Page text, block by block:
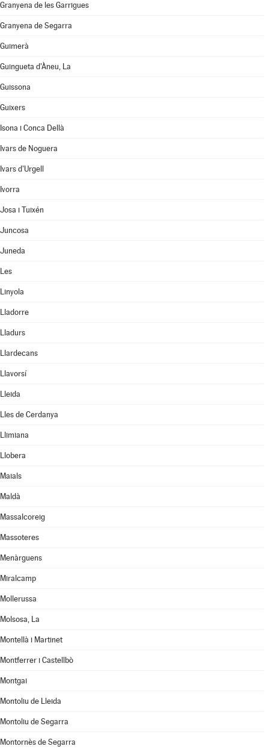
Granyena de les Garrigues
Granyena de Segarra
Guimerà
Guingueta d'Àneu, La
Guissona
Guixers
Isona i Conca Dellà
Ivars de Noguera
Ivars d'Urgell
Ivorra
Josa i Tuixén
Juncosa
Juneda
Les
Linyola
Lladorre
Lladurs
Llardecans
Llavorsí
Lleida
Lles de Cerdanya
Llimiana
Llobera
Maials
Maldà
Massalcoreig
Massoteres
Menàrguens
Miralcamp
Mollerussa
Molsosa, La
Montellà i Martinet
Montferrer i Castellbò
Montgai
Montoliu de Lleida
Montoliu de Segarra
Montornès de Segarra